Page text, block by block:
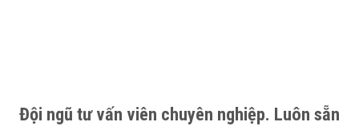
Đội ngũ tư vấn viên chuyên nghiệp. Luôn sẵn